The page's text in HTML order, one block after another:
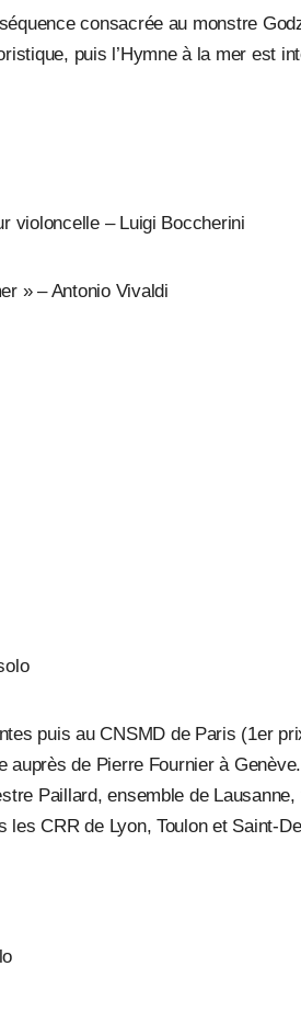
consacrée au monstre
puis l’Hymne à la mer est
violoncelle – Luigi Boccherini
» – Antonio Vivaldi
puis au CNSMD de Paris (1er
auprès de Pierre Fournier à
Paillard, ensemble de
les CRR de Lyon, Toulon et Saint-